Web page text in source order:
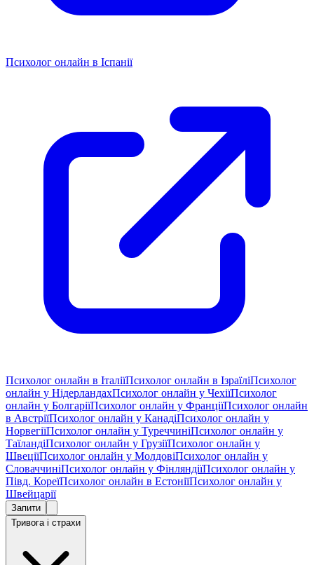
Психолог онлайн в Іспанії
Психолог онлайн в ІталіїПсихолог онлайн в ІзраїліПсихолог
онлайн у НідерландахПсихолог онлайн у ЧехіїПсихолог
онлайн у БолгаріїПсихолог онлайн у ФранціїПсихолог онлайн
в АвстріїПсихолог онлайн у КанадіПсихолог онлайн у
НорвегіїПсихолог онлайн у ТуреччиніПсихолог онлайн у
ТаїландіПсихолог онлайн у ГрузіїПсихолог онлайн у
ШвеціїПсихолог онлайн у МолдовіПсихолог онлайн у
СловаччиніПсихолог онлайн у ФінляндіїПсихолог онлайн у
Півд. КореїПсихолог онлайн в ЕстоніїПсихолог онлайн у
Швейцарії
Запити
Тривога і страхи